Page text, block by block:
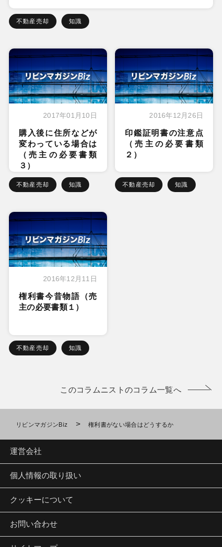
不動産売却 知識
2017年01月10日
購入後に住所などが
変わっている場合は
（売主の必要書類
３）
不動産売却 知識
2016年12月26日
印鑑証明書の注意点
（売主の必要書類
２）
不動産売却 知識
2016年12月11日
権利書今昔物語（売
主の必要書類１）
不動産売却 知識
このコラムニストのコラム一覧へ
リビンマガジンBiz > 権利書がない場合はどうするか
運営会社
個人情報の取り扱い
クッキーについて
お問い合わせ